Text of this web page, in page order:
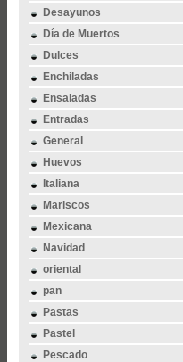
Desayunos
Día de Muertos
Dulces
Enchiladas
Ensaladas
Entradas
General
Huevos
Italiana
Mariscos
Mexicana
Navidad
oriental
pan
Pastas
Pastel
Pescado